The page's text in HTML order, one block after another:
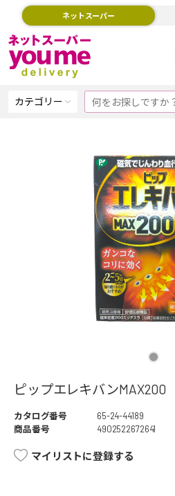
ネットスーパー
カテゴリー
ピップエレキバン
カタログ番号
65-24-44189
商品番号
4902522672641
マイリストに登録する